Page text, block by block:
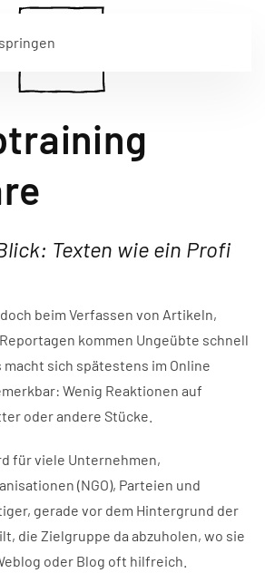
Texten wie ein Profi
beim Verfassen von Artikeln,
kommen Ungeübte schnell
macht sich spätestens im Online
Wenig Reaktionen auf
oder andere Stücke.
für viele Unternehmen,
(NGO), Parteien und
gerade vor dem Hintergrund der
die Zielgruppe da abzuholen, wo sie
oder Blog oft hilfreich.